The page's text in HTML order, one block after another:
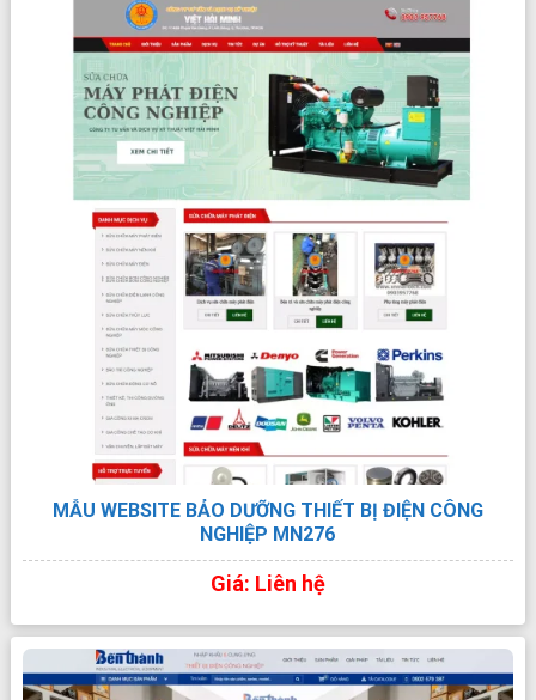
XEM TRỰC TIẾP XEM PDF CHI TIẾT
MẪU WEBSITE BẢO DƯỠNG THIẾT BỊ ĐIỆN CÔNG
NGHIỆP MN276
Giá: Liên hệ